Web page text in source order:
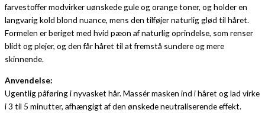
farvestoffer modvirker uønskede gule og orange toner, og holder en
langvarig kold blond nuance, mens den tilføjer naturlig glød til håret.
Formelen er beriget med hvid pæon af naturlig oprindelse, som renser
blidt og plejer, og den får håret til at fremstå sundere og mere
skinnende.
Anvendelse:
Ugentlig påføring i nyvasket hår. Massér masken ind i håret og lad virke
i 3 til 5 minutter, afhængigt af den ønskede neutraliserende effekt.